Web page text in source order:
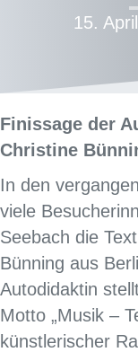
15.
Finissage der
Christine
In den
viele
Seebach die
Bünning aus
Autodidaktin
Motto „Musik –
künstlerischer